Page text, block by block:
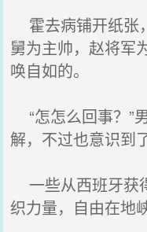
霍去病铺开纸张
舅为主帅，赵将军
唤自如的。
“怎怎么回事？”
解，不过也意识到
一些从西班牙获
织力量，自由在地